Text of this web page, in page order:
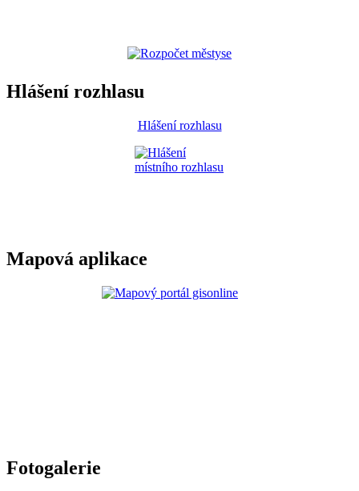
Hlášení rozhlasu
Hlášení rozhlasu
Mapová aplikace
Fotogalerie